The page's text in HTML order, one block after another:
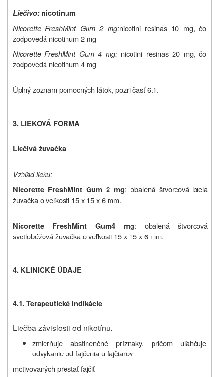
Liečivo: nicotinum
Nicorette FreshMint Gum 2 mg:nicotini resinas 10 mg, čo
zodpovedá nicotinum 2 mg
Nicorette FreshMint Gum 4 mg: nicotini resinas 20 mg, čo
zodpovedá nicotinum 4 mg
Úplný zoznam pomocných látok, pozri časť 6.1.
3. LIEKOVÁ FORMA
Liečivá žuvačka
Vzhľad lieku:
Nicorette FreshMint Gum 2 mg: obalená štvorcová biela
žuvačka o veľkosti 15 x 15 x 6 mm.
Nicorette FreshMint Gum4 mg: obalená štvorcová
svetlobéžová žuvačka o veľkosti 15 x 15 x 6 mm.
4. KLINICKÉ ÚDAJE
4.1. Terapeutické indikácie
Liečba závislosti od nikotínu.
zmierňuje abstinenčné príznaky, pričom uľahčuje
odvykanie od fajčenia u fajčiarov
motivovaných prestať fajčiť